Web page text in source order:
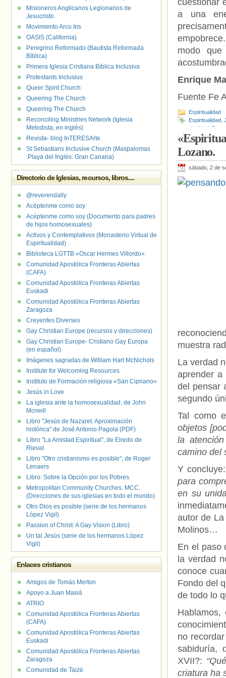
cuestionar
a una
modo
Enrique
Fuente Fe
Espiritualidad
Espiritualidad
dualidad
Lozano.
sábado, 2 de
muestra
La verdad
aprender a
del pensar
segundo
Tal como
objetos
la
camino del
Y
para
en su
autor de
Molinos…
En el paso
la verdad
conoce
Fondo del
de todo lo
no
sabiduría,
XVII?:
criatura ha
Misioneros Anglicanos Legionarios de
Jesucristo
Movimiento Arco Iris
OASIS (California)
Peregrino Reformado (Bautista Reformada
Bíblica)
Primera Iglesia Cristiana Bíblica Inclusiva
Protestants Inclusius
Queer Spirit Church
Queering The Church
Queering The Church
Reconciling Ministries Network (Iglesia
Metodista, en inglés)
Revista- blog InTERESArte.
St Sebastians Inclusive Church (Maspalomas
.Playa del Inglés. Gran Canaria)
Directorio de Iglesias, recursos, libros....
@reverendally
Acéptenme como soy
Acéptenme como soy (Documento para padres
de hijos homosexuales)
Activos y Contemplativos (Monasterio Virtual de
Espiritualidad)
Biblioteca LGTTB «Oscar Hermes Villordo»
Comunidad Apostólica Fronteras Abiertas
(CAFA)
Comunidad Apostólica Fronteras Abiertas
Euskadi
Comunidad Apostólica Fronteras Abiertas
Zaragoza
Creyentes Diverses
Gay Christian Europe (recursos y direcciones)
Gay Christian Europe- Cristiano Gay Europa
(en español)
Imágenes sagradas de William Hart McNichols
Institute for Welcoming Resources
Instituto de Formación religiosa «San Cipriano»
Jesús in Love
La iglesia ante la homosexualidad, de John
Mcneill
Libro "Jesús de Nazaret. Aproximación
histórica" de José Antonio Pagola (PDF)
Libro "La Amistad Espiritual", de Elredo de
Rieval.
Libro "Otro cristianismo es posible", de Roger
Lenaers
Libro: Sobre la Opción por los Pobres.
Metropolitan Community Churches. MCC.
(Direcciones de sus iglesias en todo el mundo)
Otro Dios es posible (serie de los hermanos
López Vigil)
Passion of Christ: A Gay Vision (Libro)
Un tal Jesús (serie de los hermanos López
Vigil)
Enlaces cristianos
Amigos de Tomás Merton
Apoyo a Juan Masiá
ATRIO
Comunidad Apostólica Fronteras Abiertas
(CAFA)
Comunidad Apostólica Fronteras Abiertas
Euskadi
Comunidad Apostólica Fronteras Abiertas
Zaragoza
Comunidad de Taizé